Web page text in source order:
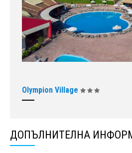
Olympion Village
ДОПЪЛНИТЕЛНА